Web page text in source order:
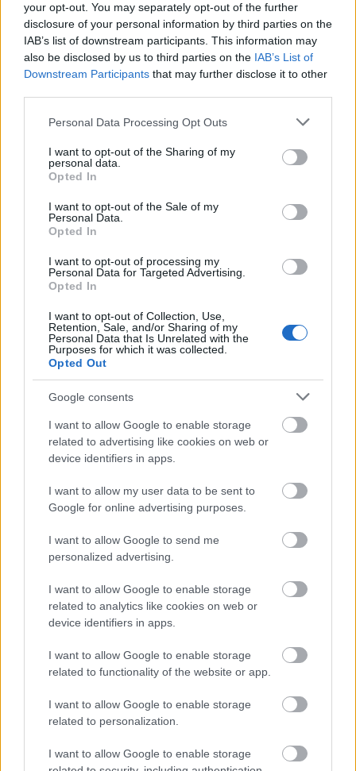
your opt-out. You may separately opt-out of the further
disclosure of your personal information by third parties on the
IAB’s list of downstream participants. This information may
also be disclosed by us to third parties on the IAB’s List of
Downstream Participants that may further disclose it to other
Please note that this website/app uses one or more Google
not limited to your visit or usage behaviour. You may click to
grant or deny consent to Google and its third-party tags to
use your data for below specified purposes in below Google
consent section.
Personal Data Processing Opt Outs
I want to opt-out of the Sharing of my
personal data.
Opted In
I want to opt-out of the Sale of my
Personal Data.
Opted In
I want to opt-out of processing my
Personal Data for Targeted Advertising.
Opted In
I want to opt-out of Collection, Use,
Retention, Sale, and/or Sharing of my
Personal Data that Is Unrelated with the
Purposes for which it was collected.
Opted Out
Google consents
I want to allow Google to enable storage
related to advertising like cookies on web or
device identifiers in apps.
I want to allow my user data to be sent to
Google for online advertising purposes.
I want to allow Google to send me
personalized advertising.
I want to allow Google to enable storage
related to analytics like cookies on web or
device identifiers in apps.
I want to allow Google to enable storage
related to functionality of the website or app.
I want to allow Google to enable storage
related to personalization.
I want to allow Google to enable storage
A tésztát a szardellás szósszal és a brokkolival
összekeverjük, majd megszórjuk az aranybarna
pehellyel.
Fotó: KockacZukor
Milyen álmotokat váltottátok valóra az utóbbi
időben?
- KockacZukor -
Címkék:spagetti szardella brokkoli zabpehely
Receptajánló
KockacZukor